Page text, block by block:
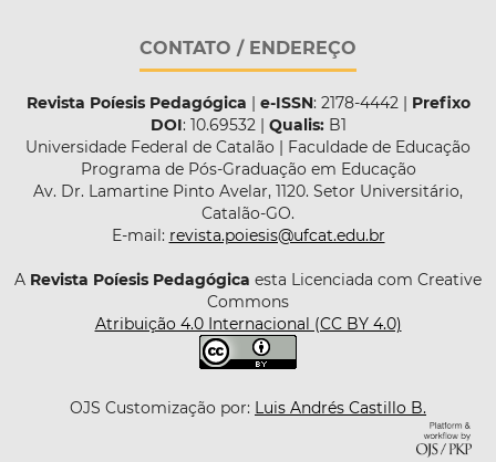
CONTATO / ENDEREÇO
Revista Poíesis Pedagógica | e-ISSN: 2178-4442 | Prefixo
DOI: 10.69532 | Qualis:B1
Universidade Federal de Catalão | Faculdade de Educação
Programa de Pós-Graduação em Educação
Av. Dr. Lamartine Pinto Avelar, 1120. Setor Universitário,
Catalão-GO.
E-mail: revista.poiesis@ufcat.edu.br
A Revista Poíesis Pedagógica esta Licenciada com Creative
Commons
Atribuição 4.0 Internacional (CC BY 4.0)
OJS Customização por: Luis Andrés Castillo B.